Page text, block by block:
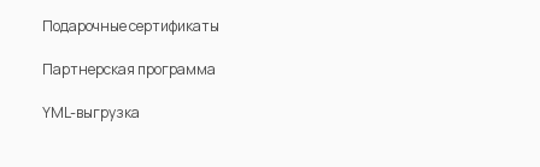
Подарочные сертификаты
Партнерская программа
YML-выгрузка